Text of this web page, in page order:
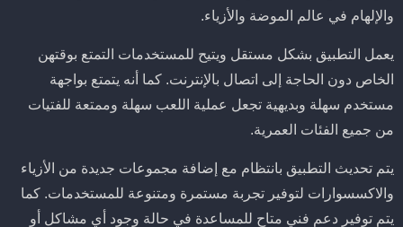
والإلهام في عالم الموضة والأزياء.
يعمل التطبيق بشكل مستقل ويتيح للمستخدمات التمتع بوقتهن
الخاص دون الحاجة إلى اتصال بالإنترنت. كما أنه يتمتع بواجهة
مستخدم سهلة وبديهية تجعل عملية اللعب سهلة وممتعة للفتيات
من جميع الفئات العمرية.
يتم تحديث التطبيق بانتظام مع إضافة مجموعات جديدة من الأزياء
والاكسسوارات لتوفير تجربة مستمرة ومتنوعة للمستخدمات. كما
يتم توفير دعم فني متاح للمساعدة في حالة وجود أي مشاكل أو